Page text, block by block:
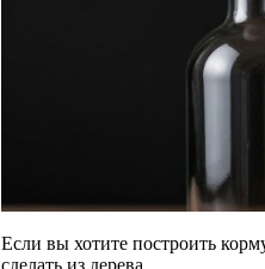
Если вы хотите построить
сделать из дерева.